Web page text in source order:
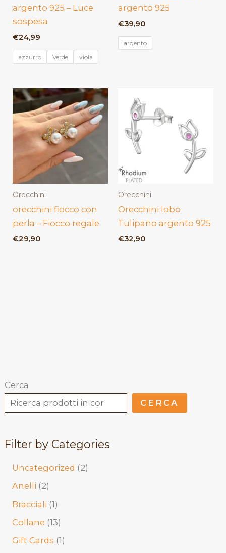
Cerca
CERCA
Filter by Categories
Uncategorized 22
Anelli 22
p
r
Bracciali 11
p
r
Collane 131
3
Gift Cards 11
argento 925 – Luce
sospesa
€24,99
azzurro Verde viola
argento 925
€39,90
argento
Orecchini
orecchini fiocco con
perla – Fiocco regale
€29,90
Orecchini
Orecchini lobo
Tulipano argento 925
€32,90